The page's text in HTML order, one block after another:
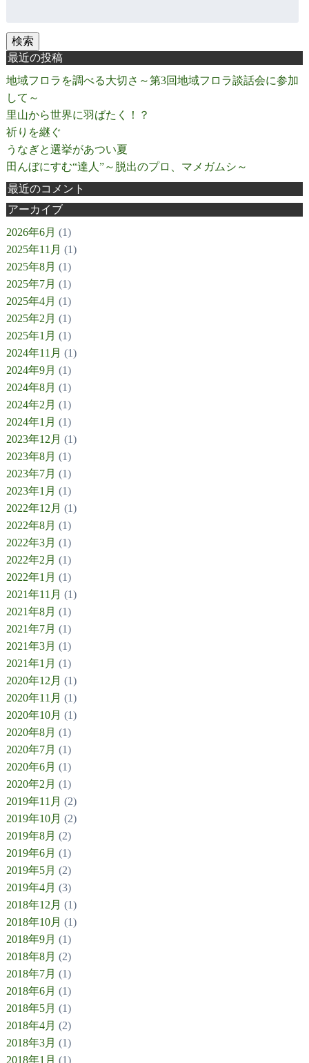
検索
最近の投稿
地域フロラを調べる大切さ～第3回地域フロラ談話会に参加
して～
里山から世界に羽ばたく！？
祈りを継ぐ
うなぎと選挙があつい夏
田んぼにすむ“達人”～脱出のプロ、マメガムシ～
最近のコメント
アーカイブ
2026年6月 (1)
2025年11月 (1)
2025年8月 (1)
2025年7月 (1)
2025年4月 (1)
2025年2月 (1)
2025年1月 (1)
2024年11月 (1)
2024年9月 (1)
2024年8月 (1)
2024年2月 (1)
2024年1月 (1)
2023年12月 (1)
2023年8月 (1)
2023年7月 (1)
2023年1月 (1)
2022年12月 (1)
2022年8月 (1)
2022年3月 (1)
2022年2月 (1)
2022年1月 (1)
2021年11月 (1)
2021年8月 (1)
2021年7月 (1)
2021年3月 (1)
2021年1月 (1)
2020年12月 (1)
2020年11月 (1)
2020年10月 (1)
2020年8月 (1)
2020年7月 (1)
2020年6月 (1)
2020年2月 (1)
2019年11月 (2)
2019年10月 (2)
2019年8月 (2)
2019年6月 (1)
2019年5月 (2)
2019年4月 (3)
2018年12月 (1)
2018年10月 (1)
2018年9月 (1)
2018年8月 (2)
2018年7月 (1)
2018年6月 (1)
2018年5月 (1)
2018年4月 (2)
2018年3月 (1)
2018年1月 (1)